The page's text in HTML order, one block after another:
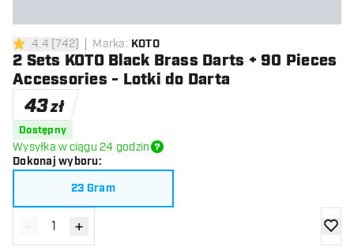
4.4 gwiazdki oceny
4.4 [742] Marka: KOTO
2 Sets KOTO Black Brass Darts + 90 Pieces
Accessories - Lotki do Darta
43zł
Dostępny
Wysyłka w ciągu 24 godzin
Dokonaj wyboru:
23 Gram
Zmniejsz ilość
- Zwiększ ilość
+